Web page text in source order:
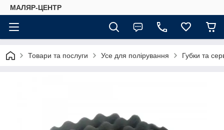
МАЛЯР-ЦЕНТР
Товари та послуги Усе для полірування Губки та